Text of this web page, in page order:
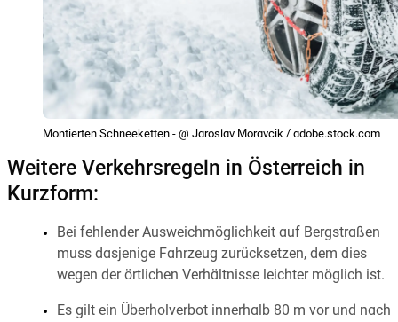
Montierten Schneeketten - @ Jaroslav Moravcik / adobe.stock.com
Weitere Verkehrsregeln in Österreich in
Kurzform:
Bei fehlender Ausweichmöglichkeit auf Bergstraßen
muss dasjenige Fahrzeug zurücksetzen, dem dies
wegen der örtlichen Verhältnisse leichter möglich ist.
Es gilt ein Überholverbot innerhalb 80 m vor und nach